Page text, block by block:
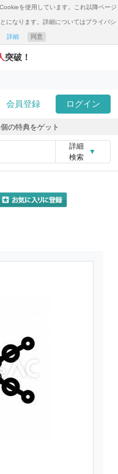
を使用しています。これ以降ページ
になります。詳細についてはプライバシ
詳細 同意
突破！
会員登録 ログイン
の特典をゲット
詳細
検索
▼